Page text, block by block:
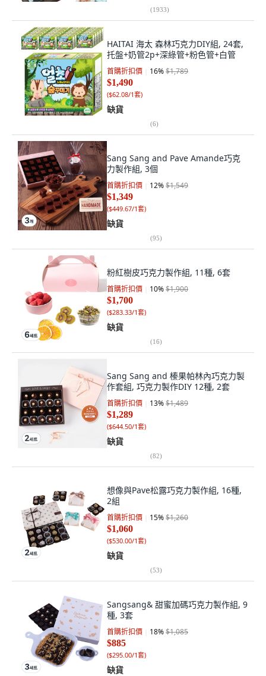
(1933)
HAITAI 海太 森林巧克力DIY組, 24套,
托盤+奶管2p+深綠管+粉色管+白管
首購折扣價 16%$1,789
$1,490
($62.08/1套)
缺貨
(6)
Sang Sang and Pave Amande巧克
力製作組, 3個
首購折扣價 12%$1,549
$1,349
($449.67/1套)
缺貨
(95)
粉紅樹皮巧克力製作組, 11種, 6套
首購折扣價 10%$1,900
$1,700
($283.33/1套)
缺貨
(16)
Sang Sang and 榛果帕林內巧克力製
作套組, 巧克力製作DIY 12種, 2套
首購折扣價 13%$1,489
$1,289
($644.50/1套)
缺貨
(82)
想像與Pave松露巧克力製作組, 16種,
2組
首購折扣價 15%$1,260
$1,060
($530.00/1套)
缺貨
(53)
Sangsang& 甜蜜加碼巧克力製作組, 9
種, 3套
首購折扣價 18%$1,085
$885
($295.00/1套)
缺貨